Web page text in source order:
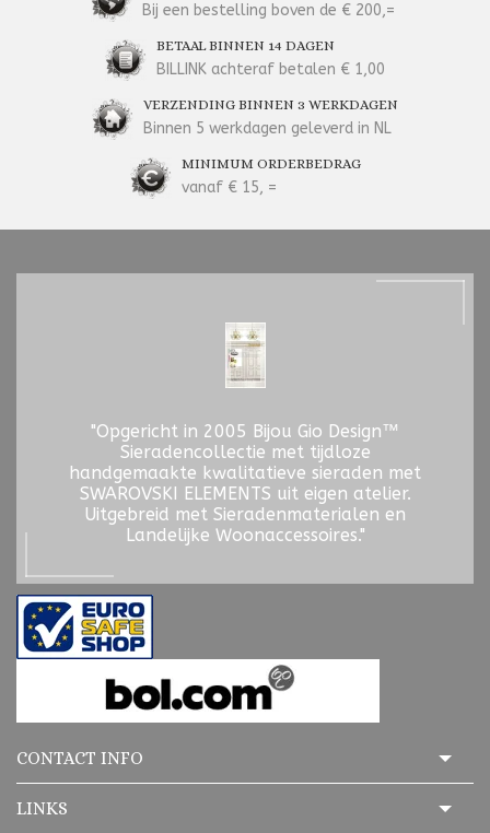
Bij een bestelling boven de € 200,=
BETAAL BINNEN 14 DAGEN
BILLINK achteraf betalen € 1,00
VERZENDING BINNEN 3 WERKDAGEN
Binnen 5 werkdagen geleverd in NL
MINIMUM ORDERBEDRAG
vanaf € 15, =
"Opgericht in 2005 Bijou Gio Design™
Sieradencollectie met tijdloze
handgemaakte kwalitatieve sieraden met
SWAROVSKI ELEMENTS uit eigen atelier.
Uitgebreid met Sieradenmaterialen en
Landelijke Woonaccessoires."
CONTACT INFO
LINKS